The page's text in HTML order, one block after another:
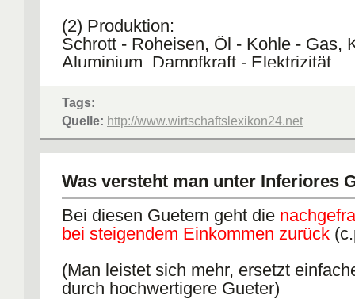
(2) Produktion:
Schrott - Roheisen, Öl - Kohle - Gas,
Aluminium, Dampfkraft - Elektrizität.
Tags:
Quelle: http://www.wirtschaftslexikon24.net
Was versteht man unter Inferiores
Bei diesen Guetern geht die
bei steigendem Einkommen zurück
(Man leistet sich mehr, ersetzt
durch hochwertigere Gueter)